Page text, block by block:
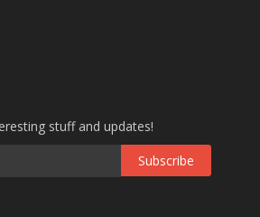
stuff and updates!
Subscribe